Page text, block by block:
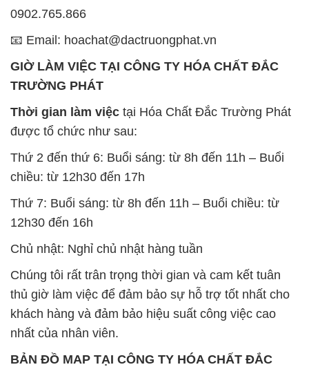
0902.765.866
📧 Email: hoachat@dactruongphat.vn
GIỜ LÀM VIỆC TẠI CÔNG TY HÓA CHẤT ĐẮC
TRƯỜNG PHÁT
Thời gian làm việc tại Hóa Chất Đắc Trường Phát
được tổ chức như sau:
Thứ 2 đến thứ 6: Buổi sáng: từ 8h đến 11h – Buổi
chiều: từ 12h30 đến 17h
Thứ 7: Buổi sáng: từ 8h đến 11h – Buổi chiều: từ
12h30 đến 16h
Chủ nhật: Nghỉ chủ nhật hàng tuần
Chúng tôi rất trân trọng thời gian và cam kết tuân
thủ giờ làm việc để đảm bảo sự hỗ trợ tốt nhất cho
khách hàng và đảm bảo hiệu suất công việc cao
nhất của nhân viên.
BẢN ĐỒ MAP TẠI CÔNG TY HÓA CHẤT ĐẮC